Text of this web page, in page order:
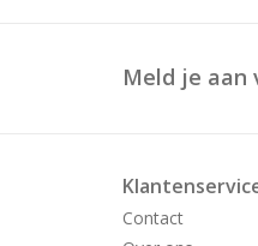
Meld je aan
Contact